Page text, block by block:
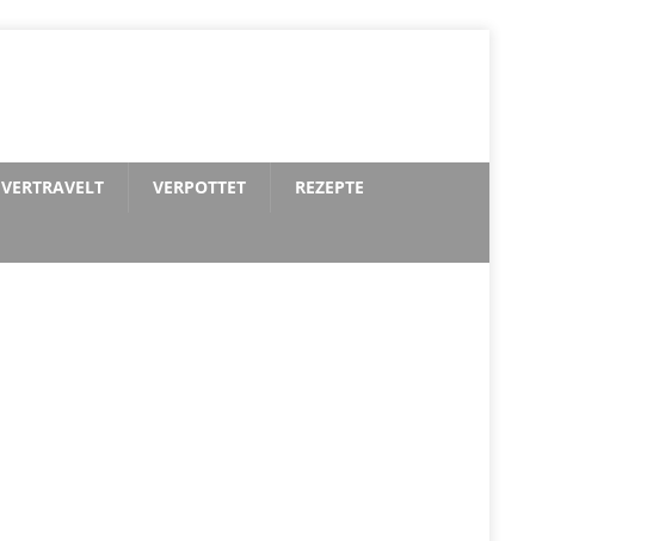
VERTRAVELT VERPOTTET REZEPTE